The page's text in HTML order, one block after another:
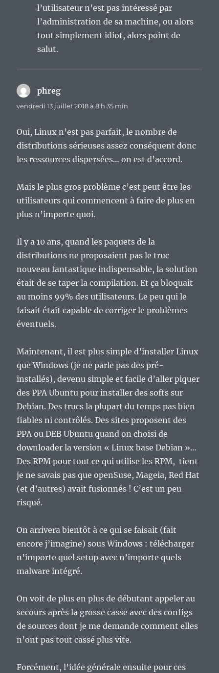
l’utilisateur n’est pas intéressé par
l’administration de sa machine, ou alors
tout simplement idiot, alors point de
salut.
phreg
vendredi 13 juillet 2018 à 8 h 35 min
Oui, Linux n’est pas parfait, le nombre de
distributions sérieuses assez conséquent donc
les ressources dispersées… on est d’accord.
Mais le plus gros problème c’est peut être les
utilisateurs qui commencent à faire de plus en
plus n’importe quoi.
Il y a 10 ans, quand les paquets de la
distributions ne proposaient pas le truc
nouveau fantastique indispensable, la solution
était de se taper la compilation. Et ça bloquait
au moins 99% des utilisateurs. Le peu qui le
faisait était capable de corriger le problèmes
éventuels.
Maintenant, il est plus simple d’installer Linux
que Windows (je ne parle pas des pré-
installés), devenu simple et facile d’aller piquer
des PPA Ubuntu pour installer des softs sur
Debian. Des trucs la plupart du temps pas bien
fiables ni contrôlés. Des sites proposent des
PPA ou DEB Ubuntu quand on choisi de
downloader la version « Linux base Debian »…
Des RPM pour tout ce qui utilise les RPM, tient
je ne savais pas que openSuse, Mageia, Red Hat
(et d’autres) avait fusionnés ! C’est un peu
risqué.
On arrivera bientôt à ce qui se faisait (fait
encore j’imagine) sous Windows : télécharger
n’importe quel setup avec n’importe quels
malware intégré.
On voit de plus en plus de débutant appeler au
secours après la grosse casse avec des configs
de sources dont je me demande comment elles
n’ont pas tout cassé plus vite.
Forcément, l’idée générale ensuite pour ces